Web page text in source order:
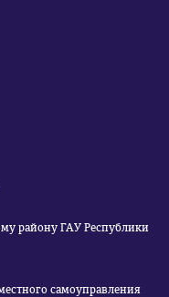
району ГАУ Республики
самоуправления